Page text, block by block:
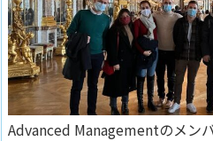
Advanced Managementのメン